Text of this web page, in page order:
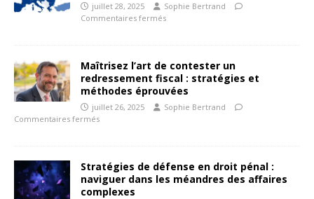
juillet 28, 2025
Sophie Bertrand
Commentaires fermés
Maîtrisez l’art de contester un
redressement fiscal : stratégies et
méthodes éprouvées
juillet 26, 2025
Sophie Bertrand
Commentaires fermés
Stratégies de défense en droit pénal :
naviguer dans les méandres des affaires
complexes